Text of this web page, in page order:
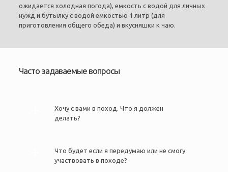
ожидается холодная погода), емкость с водой для личных
нужд и бутылку с водой емкостью 1 литр (для
приготовления общего обеда) и вкусняшки к чаю.
Часто задаваемые вопросы
Хочу с вами в поход. Что я должен
делать?
Что будет если я передумаю или не смогу
участвовать в походе?